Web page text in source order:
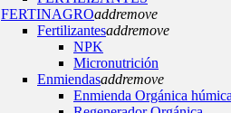
FERTINAGROaddremove
Fertilizantesaddremove
NPK
Micronutrición
Enmiendasaddremove
Enmienda Orgánica húmica